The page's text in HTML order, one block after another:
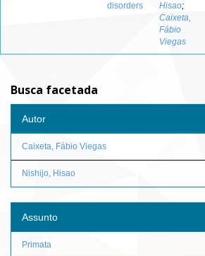
disorders
Hisao;
Caixeta,
Fábio
Viegas
Busca facetada
Autor
Caixeta, Fábio Viegas
Nishijo, Hisao
Assunto
Primata